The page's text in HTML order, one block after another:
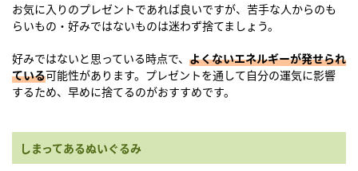
お気に入りのプレゼントであれば良いですが、苦手な人からのも
らいもの・好みではないものは迷わず捨てましょう。
好みではないと思っている時点で、 よくないエネルギーが発せられ
ている可能性があります。プレゼントを通して自分の運気に影響
するため、早めに捨てるのがおすすめです。
しまってあるぬいぐるみ